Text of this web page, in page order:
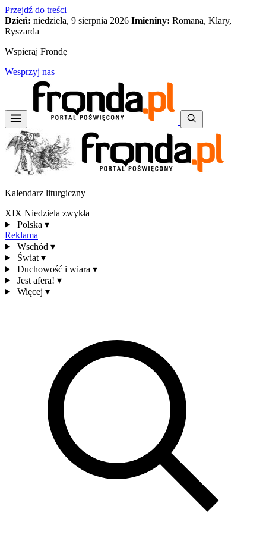
Przejdź do treści
Dzień: niedziela, 9 sierpnia 2026 Imieniny: Romana, Klary,
Ryszarda
Wspieraj Frondę
Wesprzyj nas
Kalendarz liturgiczny
XIX Niedziela zwykła
Polska ▾
Reklama
Wschód ▾
Świat ▾
Duchowość i wiara ▾
Jest afera! ▾
Więcej ▾